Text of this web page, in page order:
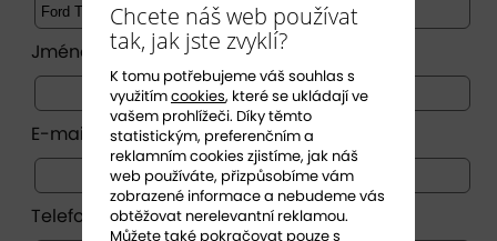
Jméno *
E-mail *
Telefon
Chcete náš web používat
tak, jak jste zvyklí?
K tomu potřebujeme váš souhlas s
využitímcookies, které se ukládají ve
vašem prohlížeči. Díky těmto
statistickým, preferenčním a
reklamním cookies zjistíme, jak náš
web používáte, přizpůsobíme vám
zobrazené informace a nebudeme vás
obtěžovat nerelevantní reklamou.
Můžete také pokračovat pouze s